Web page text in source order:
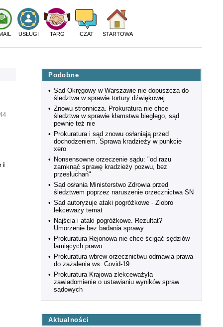
USŁUGI TARG CZAT STARTOWA
Podobne
• Sąd Okręgowy w Warszawie nie dopuszcza do
śledztwa w sprawie tortury dźwiękowej
• Znowu stronnicza. Prokuratura nie chce
śledztwa w sprawie kłamstwa biegłego, sąd
pewnie też nie
• Prokuratura i sąd znowu osłaniają przed
dochodzeniem. Sprawa kradzieży w punkcie
xero
• Nonsensowne orzeczenie sądu: "od razu
zamknąć sprawę kradzieży pozwu, bez
przesłuchań"
• Sąd osłania Ministerstwo Zdrowia przed
śledztwem poprzez naruszenie orzecznictwa SN
• Sąd autoryzuje ataki pogróżkowe - Ziobro
lekceważy temat
• Najścia i ataki pogróżkowe. Rezultat?
Umorzenie bez badania sprawy
• Prokuratura Rejonowa nie chce ścigać sędziów
łamiących prawo
• Prokuratura wbrew orzecznictwu odmawia prawa
do zażalenia ws. Covid-19
• Prokuratura Krajowa zlekceważyła
zawiadomienie o ustawianiu wyników spraw
sądowych
Aktualności
i